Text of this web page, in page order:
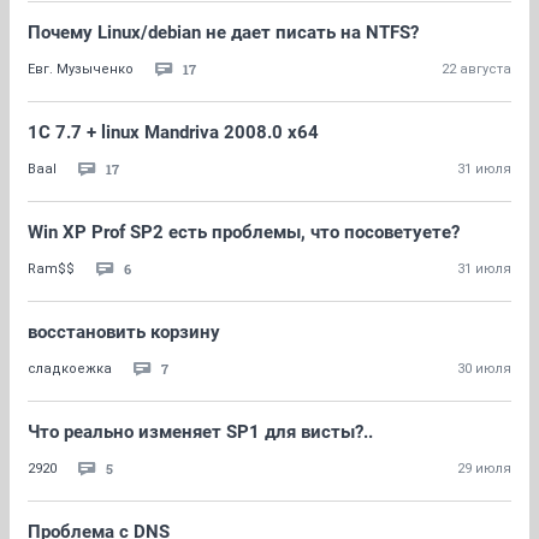
Почему Linux/debian не дает писать на NTFS?
Евг. Музыченко 17 22 августа
1C 7.7 + linux Mandriva 2008.0 x64
Baal 17 31 июля
Win XP Prof SP2 есть проблемы, что посоветуете?
Ram$$ 6 31 июля
восстановить корзину
сладкоежка 7 30 июля
Что реально изменяет SP1 для висты?..
2920 5 29 июля
Проблема с DNS